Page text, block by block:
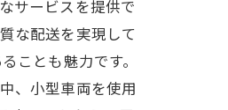
サービスを提供で
な配送を実現して
ことも魅力です。
、小型車両を使用